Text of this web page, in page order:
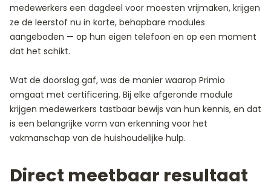
medewerkers een dagdeel voor moesten vrijmaken, krijgen
ze de leerstof nu in korte, behapbare modules
aangeboden — op hun eigen telefoon en op een moment
dat het schikt.
Wat de doorslag gaf, was de manier waarop Primio
omgaat met certificering. Bij elke afgeronde module
krijgen medewerkers tastbaar bewijs van hun kennis, en dat
is een belangrijke vorm van erkenning voor het
vakmanschap van de huishoudelijke hulp.
Direct meetbaar resultaat